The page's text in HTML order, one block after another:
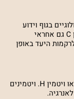
בגוף וידוע
כחיוני מאוד לתהליך הפקת חלבון קולגן. ויטמין C גם אחראי
היעד באופן
ביוטין שייך למשפחת ויטמין B ומוכר גם כ B7 או ויטמין H. ויטמינים